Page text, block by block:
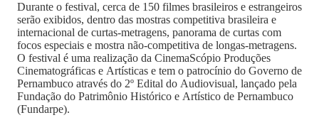
Durante o festival, cerca de 150 filmes brasileiros e estrangeiros
serão exibidos, dentro das mostras competitiva brasileira e
internacional de curtas-metragens, panorama de curtas com
focos especiais e mostra não-competitiva de longas-metragens.
O festival é uma realização da CinemaScópio Produções
Cinematográficas e Artísticas e tem o patrocínio do Governo de
Pernambuco através do 2º Edital do Audiovisual, lançado pela
Fundação do Patrimônio Histórico e Artístico de Pernambuco
(Fundarpe).